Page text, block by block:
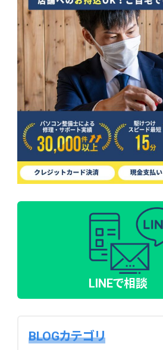
LINEで相談
BLOGカテゴリ